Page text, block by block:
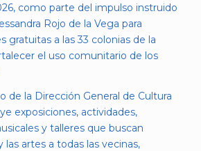
como parte del impulso instruido
Rojo de la Vega para
gratuitas a las 33 colonias de la
el uso comunitario de los
de la Dirección General de Cultura
exposiciones, actividades,
y talleres que buscan
las artes a todas las vecinas,